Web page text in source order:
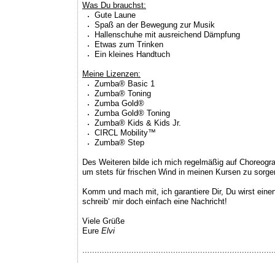
Was Du brauchst:
Gute Laune
Spaß an der Bewegung zur Musik
Hallenschuhe mit ausreichend Dämpfung
Etwas zum Trinken
Ein kleines Handtuch
Meine Lizenzen:
Zumba® Basic 1
Zumba® Toning
Zumba Gold®
Zumba Gold® Toning
Zumba® Kids & Kids Jr.
CIRCL Mobility™
Zumba® Step
Des Weiteren bilde ich mich regelmäßig auf
um stets für frischen Wind in meinen Kursen zu
Komm und mach mit, ich garantiere Dir, Du wirst
schreib‘ mir doch einfach eine Nachricht!
Viele Grüße
Eure Elvi